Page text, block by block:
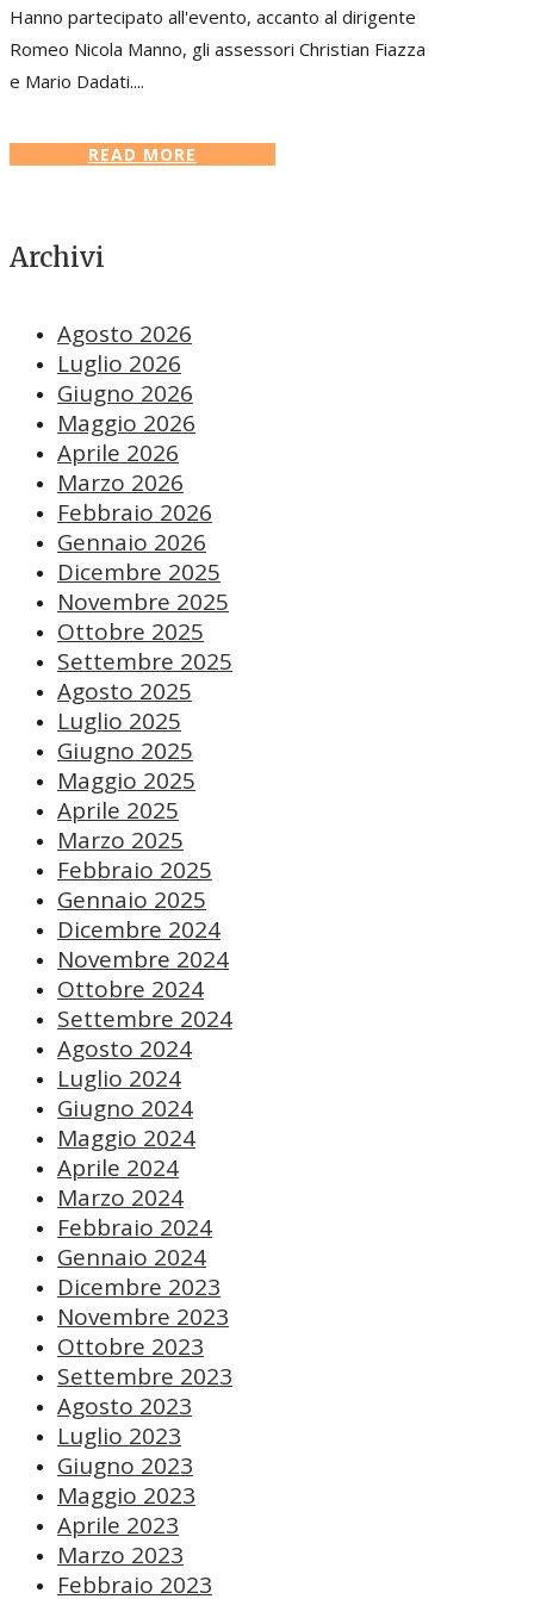
Hanno partecipato all'evento, accanto al dirigente
Romeo Nicola Manno, gli assessori Christian Fiazza
e Mario Dadati....
READ MORE
Archivi
Agosto 2026
Luglio 2026
Giugno 2026
Maggio 2026
Aprile 2026
Marzo 2026
Febbraio 2026
Gennaio 2026
Dicembre 2025
Novembre 2025
Ottobre 2025
Settembre 2025
Agosto 2025
Luglio 2025
Giugno 2025
Maggio 2025
Aprile 2025
Marzo 2025
Febbraio 2025
Gennaio 2025
Dicembre 2024
Novembre 2024
Ottobre 2024
Settembre 2024
Agosto 2024
Luglio 2024
Giugno 2024
Maggio 2024
Aprile 2024
Marzo 2024
Febbraio 2024
Gennaio 2024
Dicembre 2023
Novembre 2023
Ottobre 2023
Settembre 2023
Agosto 2023
Luglio 2023
Giugno 2023
Maggio 2023
Aprile 2023
Marzo 2023
Febbraio 2023